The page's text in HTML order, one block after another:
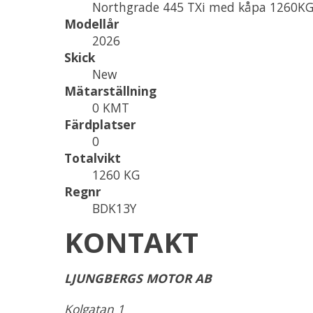
Northgrade 445 TXi med kåpa
Modellår
2026
Skick
New
Mätarställning
0 KMT
Färdplatser
0
Totalvikt
1260 KG
Regnr
BDK13Y
KONTAKT
LJUNGBERGS MOTOR AB
Kolgatan 1